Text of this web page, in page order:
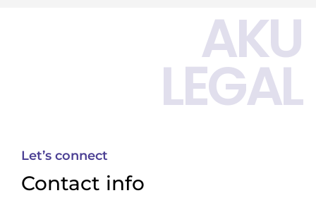
AKU
LEGAL
Let’s connect
Contact info